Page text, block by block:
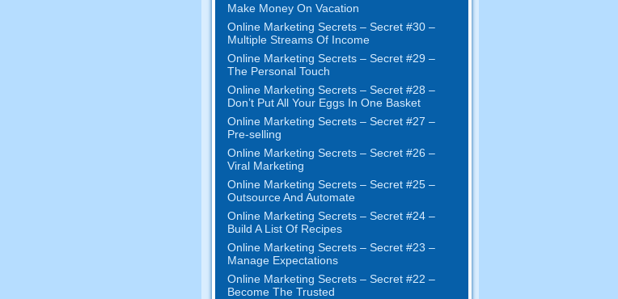
Make Money On Vacation
Online Marketing Secrets– Secret#30 –
Multiple Streams Of Income
Online Marketing Secrets– Secret#29 –
The Personal Touch
Online Marketing Secrets– Secret#28 –
Don’t Put All Your Eggs In One Basket
Online Marketing Secrets– Secret#27 –
Pre-selling
Online Marketing Secrets– Secret#26 –
Viral Marketing
Online Marketing Secrets– Secret#25 –
Outsource And Automate
Online Marketing Secrets– Secret#24 –
Build A List Of Recipes
Online Marketing Secrets– Secret#23 –
Manage Expectations
Online Marketing Secrets– Secret#22 –
Become The Trusted